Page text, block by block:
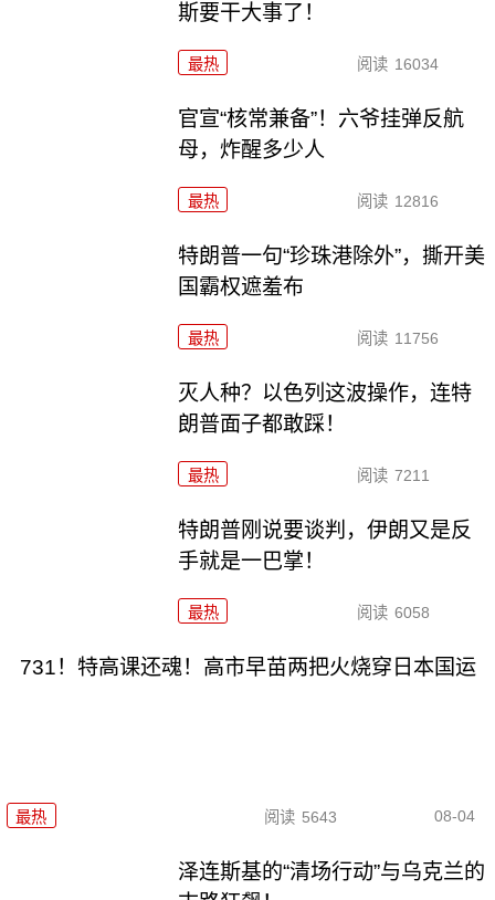
斯要干大事了！
最热 阅读 16034
官宣“核常兼备”！六爷挂弹反航
母，炸醒多少人
最热 阅读 12816
特朗普一句“珍珠港除外”，撕开美
国霸权遮羞布
最热 阅读 11756
灭人种？以色列这波操作，连特
朗普面子都敢踩！
最热 阅读 7211
特朗普刚说要谈判，伊朗又是反
手就是一巴掌！
最热 阅读 6058
731！特高课还魂！高市早苗两把火烧穿日本国运
最热 阅读 5643 08-04
泽连斯基的“清场行动”与乌克兰的